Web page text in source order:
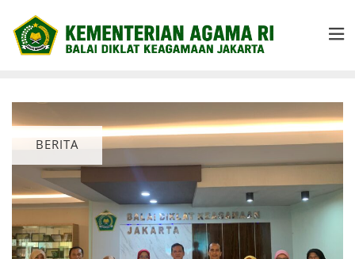
BERITA